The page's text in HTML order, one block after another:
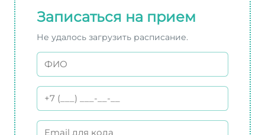
Записаться на прием
Не удалось загрузить расписание.